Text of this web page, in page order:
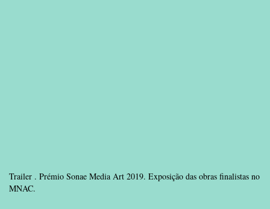
Trailer . Prémio Sonae Media Art 2019. Exposição das obras finalistas no
MNAC.